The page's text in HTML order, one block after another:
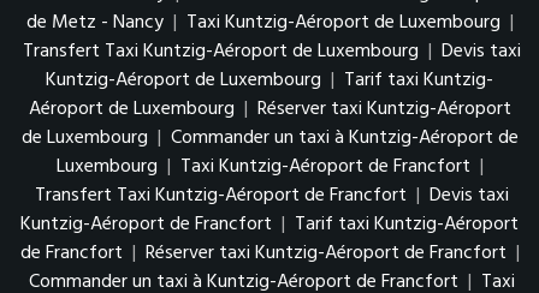
de Metz - Nancy | Taxi Kuntzig-Aéroport de Luxembourg |
Transfert Taxi Kuntzig-Aéroport de Luxembourg | Devis taxi
Kuntzig-Aéroport de Luxembourg | Tarif taxi Kuntzig-
Aéroport de Luxembourg | Réserver taxi Kuntzig-Aéroport
de Luxembourg | Commander un taxi à Kuntzig-Aéroport de
Luxembourg | Taxi Kuntzig-Aéroport de Francfort |
Transfert Taxi Kuntzig-Aéroport de Francfort | Devis taxi
Kuntzig-Aéroport de Francfort | Tarif taxi Kuntzig-Aéroport
de Francfort | Réserver taxi Kuntzig-Aéroport de Francfort |
Commander un taxi à Kuntzig-Aéroport de Francfort | Taxi